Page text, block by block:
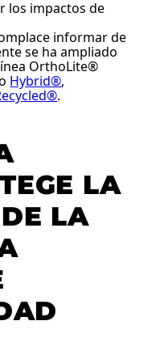
los impactos de
informar de
se ha ampliado
OrthoLite®
Hybrid®,
.
LA
LA